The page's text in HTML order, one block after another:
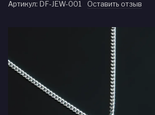
Артикул: DF-JEW-001 Оставить отзыв